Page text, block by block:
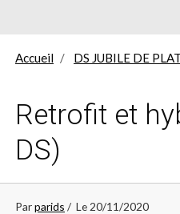
Accueil DS JUBILE DE
Retrofit et
DS)
Parparids Le 20/11/2020